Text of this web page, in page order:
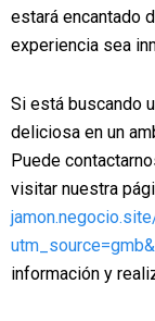
estará encantado
experiencia sea
Si está buscando
deliciosa en un
Puede
visitar nuestra
información y